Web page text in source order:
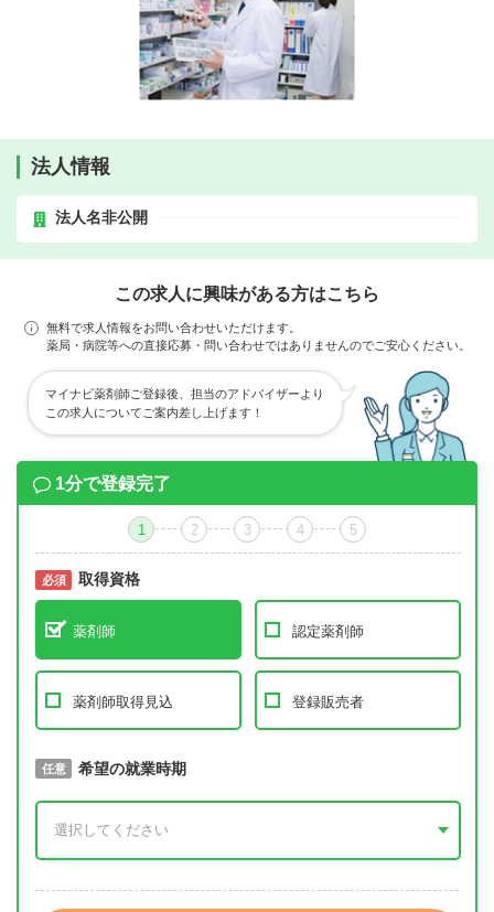
法人情報
法人名非公開
この求人に興味がある方はこちら
無料で求人情報をお問い合わせいただけます。
薬局・病院等への直接応募・問い合わせではありませんのでご安心ください。
マイナビ薬剤師ご登録後、担当のアドバイザーより
この求人についてご案内差し上げます！
1分で登録完了
1 2 3 4 5
必須 取得資格
薬剤師 認定薬剤師
薬剤師取得見込 登録販売者
必須 取得予定年
任意 希望の就業時期